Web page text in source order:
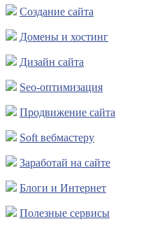
Создание сайта
Домены и хостинг
Дизайн сайта
Seo-оптимизация
Продвижение сайта
Soft вебмастеру
Заработай на сайте
Блоги и Интернет
Полезные сервисы